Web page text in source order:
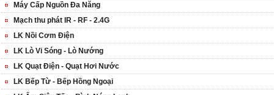
Máy Cấp Nguồn Đa Năng
Mạch thu phát IR - RF - 2.4G
LK Nồi Cơm Điện
LK Lò Vi Sóng - Lò Nướng
LK Quạt Điện - Quạt Hơi Nước
LK Bếp Từ - Bếp Hồng Ngoại